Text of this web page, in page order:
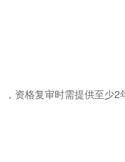
资格复审时需提供至少2